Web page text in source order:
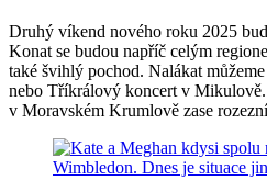
Druhý víkend nového roku 2025
Konat se budou napříč celým
také švihlý pochod. Nalákat
nebo Tříkrálový koncert v
v Moravském Krumlově zase